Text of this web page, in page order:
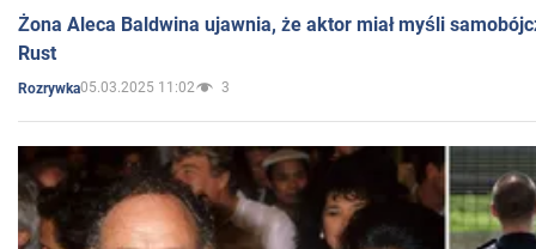
Żona Aleca Baldwina ujawnia, że aktor miał myśli
Rust
Rozrywka05.03.2025 11:02 3